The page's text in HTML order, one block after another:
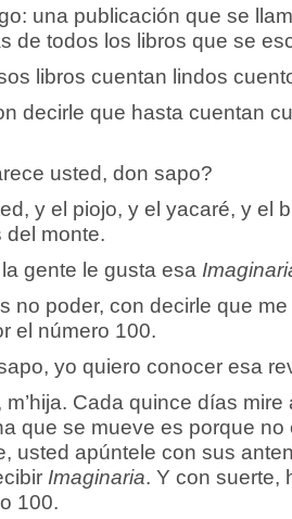
una publicación que se
de todos los libros que se
libros cuentan lindos
decirle que hasta cuentan
usted, don sapo?
y el piojo, y el yacaré, y el
del monte.
gente le gusta esa
no poder, con decirle que
el número 100.
yo quiero conocer esa
m’hija. Cada quince días
que se mueve es porque no
usted apúntele con sus
Imaginaria. Y con suerte,
100.